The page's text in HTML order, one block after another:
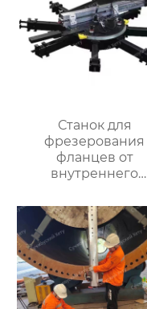
Станок для
фрезерования
фланцев от
внутреннего